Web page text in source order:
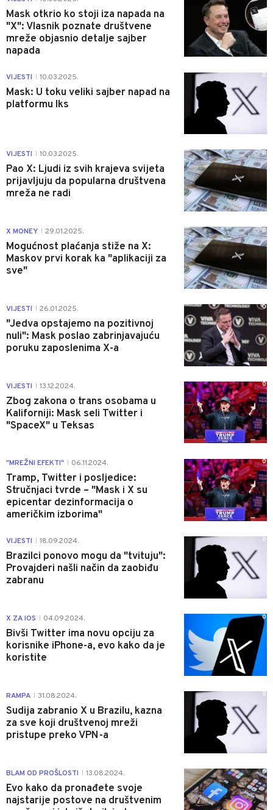
Mask otkrio ko stoji iza napada na
"X": Vlasnik poznate društvene
mreže objasnio detalje sajber
napada
VIJESTI 10.03.2025.
Mask: U toku veliki sajber napad na
platformu Iks
0
VIJESTI 10.03.2025.
Pao X: Ljudi iz svih krajeva svijeta
prijavljuju da popularna društvena
mreža ne radi
0
X MONEY 29.01.2025.
Mogućnost plaćanja stiže na X:
Maskov prvi korak ka "aplikaciji za
sve"
0
VIJESTI 26.01.2025.
"Jedva opstajemo na pozitivnoj
nuli": Mask poslao zabrinjavajuću
poruku zaposlenima X-a
0
VIJESTI 13.12.2024.
Zbog zakona o trans osobama u
Kaliforniji: Mask seli Twitter i
"SpaceX" u Teksas
0
"MREŽNI EFEKTI" 06.11.2024.
Tramp, Twitter i posljedice:
Stručnjaci tvrde – "Mask i X su
epicentar dezinformacija o
američkim izborima"
0
VIJESTI 18.09.2024.
Brazilci ponovo mogu da "tvituju":
Provajderi našli način da zaobiđu
zabranu
0
X ZA IOS 04.09.2024.
Bivši Twitter ima novu opciju za
korisnike iPhone-a, evo kako da je
koristite
0
RAMPA 31.08.2024.
Sudija zabranio X u Brazilu, kazna
za sve koji društvenoj mreži
pristupe preko VPN-a
0
BLAM OD PROŠLOSTI 13.08.2024.
Evo kako da pronađete svoje
najstarije postove na društvenim
0